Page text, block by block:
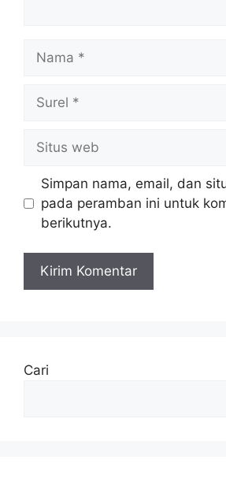
web
Simpan nama, email, dan
pada peramban ini untuk
berikutnya.
Cari